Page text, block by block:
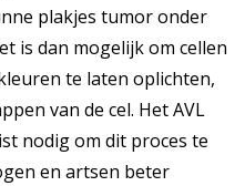
plakjes tumor onder
is dan mogelijk om cellen
te laten oplichten,
van de cel. Het AVL
nodig om dit proces te
en artsen beter